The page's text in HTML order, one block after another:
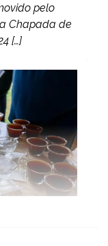
pelo
Chapada de
[…]